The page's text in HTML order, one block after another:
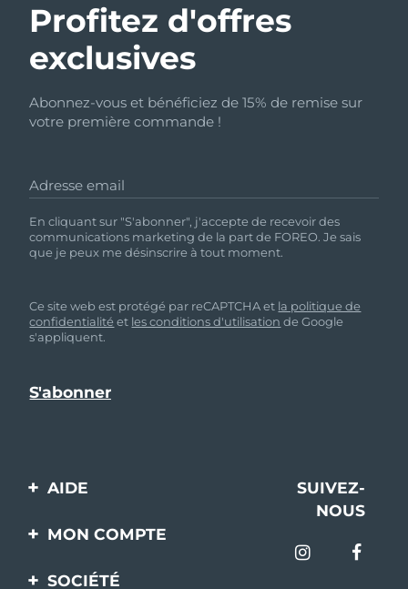
Profitez d'offres
exclusives
Abonnez-vous et bénéficiez de 15% de remise sur
votre première commande !
Adresse email
En cliquant sur "S'abonner", j'accepte de recevoir des
communications marketing de la part de FOREO. Je sais
que je peux me désinscrire à tout moment.
Ce site web est protégé par reCAPTCHA et la politique de
confidentialité et les conditions d'utilisation de Google
s'appliquent.
AIDE
Contactez-nous
livraisons
SUIVEZ-
NOUS
MON COMPTE
Enregistrement produit
SOCIÉTÉ